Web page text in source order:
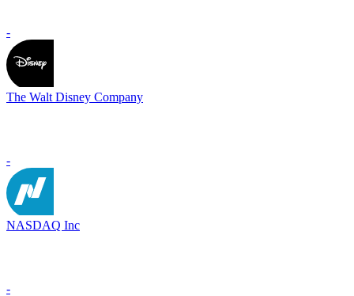
-
The Walt Disney Company
-
NASDAQ Inc
-